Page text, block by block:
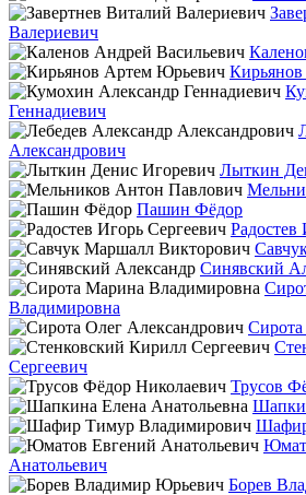
Валериевич
Геннадиевич
Александрович
Лыткин
Пашин Фёдор
Радостев
Синявский
Владимировна
Сергеевич
Трусов
Анатольевич
Борев